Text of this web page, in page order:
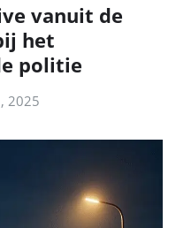
vanuit de
het
politie
2025